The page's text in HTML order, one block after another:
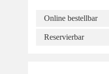
Online bestellbar
Reservierbar